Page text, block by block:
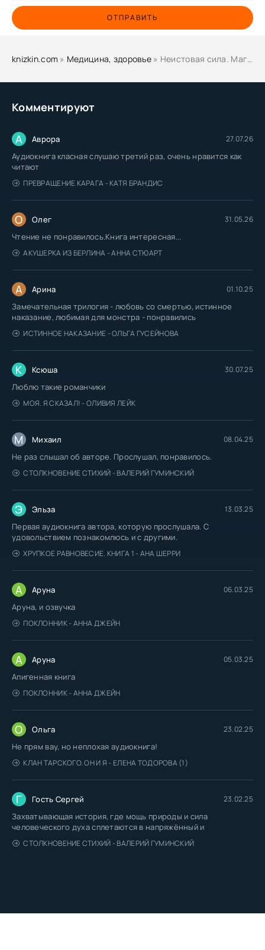
Комментируют
А Аврора 27.07.26
Аудиокнига класная слушаю третий раз, очень нравится как
читают
ПРЕВРАЩЕНИЕ КАРАГА - КАТЯ БРАНДИС
О Олег 31.05.26
Чтение не понравилось.Книга интересная...
АКУШЕРКА ИЗ БЕРЛИНА - АННА СТЮАРТ
А Арина 01.10.25
Замечательная трилогия - любовь со смертью, истинное
наказание, любимая для монстра - понравились
ИСТИННОЕ НАКАЗАНИЕ - ОЛЬГА ГУСЕЙНОВА
К Ксюша 30.07.25
Люблю такие романчики
МОЯ. Я СКАЗАЛ! - ОЛИВИЯ ЛЕЙК
М Михаил 08.04.25
Не раз слышал об авторе. Прослушал, понравилось.
СТОЛКНОВЕНИЕ СТИХИЙ - ВАЛЕРИЙ ГУМИНСКИЙ
Э Эльза 13.03.25
Первая аудиокнига автора, которую прослушала. С
удовольствием познакомлюсь и с другими.
ХРУПКОЕ РАВНОВЕСИЕ. КНИГА 1 - АНА ШЕРРИ
А Аруна 06.03.25
Аруна, и озвучка
ПОКЛОННИК - АННА ДЖЕЙН
А Аруна 05.03.25
Апигенная книга
ПОКЛОННИК - АННА ДЖЕЙН
О Ольга 23.02.25
Не прям вау, но неплохая аудиокнига!
КЛАН ТАРСКОГО. ОН И Я - ЕЛЕНА ТОДОРОВА (1)
Г Гость Сергей 23.02.25
Захватывающая история, где мощь природы и сила
человеческого духа сплетаются в напряжённый и
СТОЛКНОВЕНИЕ СТИХИЙ - ВАЛЕРИЙ ГУМИНСКИЙ
ОТПРАВИТЬ
knizkin.com » Медицина, здоровье» Неистовая сила. Магия женского цикла - Александра Поуп, Шани Вурлитцер